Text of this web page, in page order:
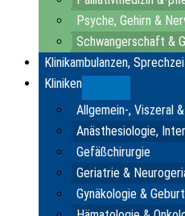
Psyche, Gehirn &
Schwangerschaft &
Klinikambulanzen,
Kliniken
Allgemein-, Viszeral
Anästhesiologie,
Gefäßchirurgie
Geriatrie &
Gynäkologie &